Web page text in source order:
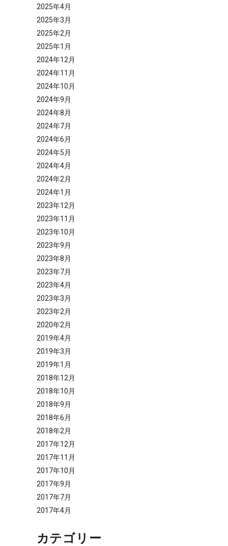
2025年4月
2025年3月
2025年2月
2025年1月
2024年12月
2024年11月
2024年10月
2024年9月
2024年8月
2024年7月
2024年6月
2024年5月
2024年4月
2024年2月
2024年1月
2023年12月
2023年11月
2023年10月
2023年9月
2023年8月
2023年7月
2023年4月
2023年3月
2023年2月
2020年2月
2019年4月
2019年3月
2019年1月
2018年12月
2018年10月
2018年9月
2018年6月
2018年2月
2017年12月
2017年11月
2017年10月
2017年9月
2017年7月
2017年4月
カテゴリー